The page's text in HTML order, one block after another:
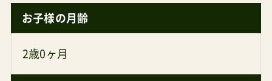
お子様の月齢
2歳0ヶ月